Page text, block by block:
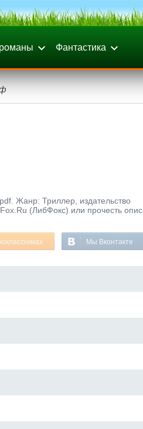
Фантастика
Жанр: Триллер, издательство
(ЛибФокс) или прочесть
Мы Вконтакте